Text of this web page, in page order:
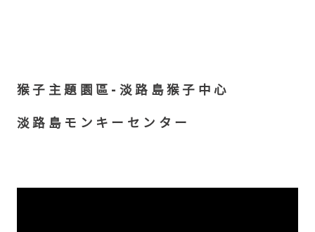
猴子主題園區-淡路島猴子中心
淡路島モンキーセンター